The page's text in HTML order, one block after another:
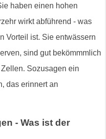
haben einen hohen
wirkt abführend - was
Vorteil ist. Sie entwässern
sind gut bekömmmlich
Sozusagen ein
das erinnert an
- Was ist der